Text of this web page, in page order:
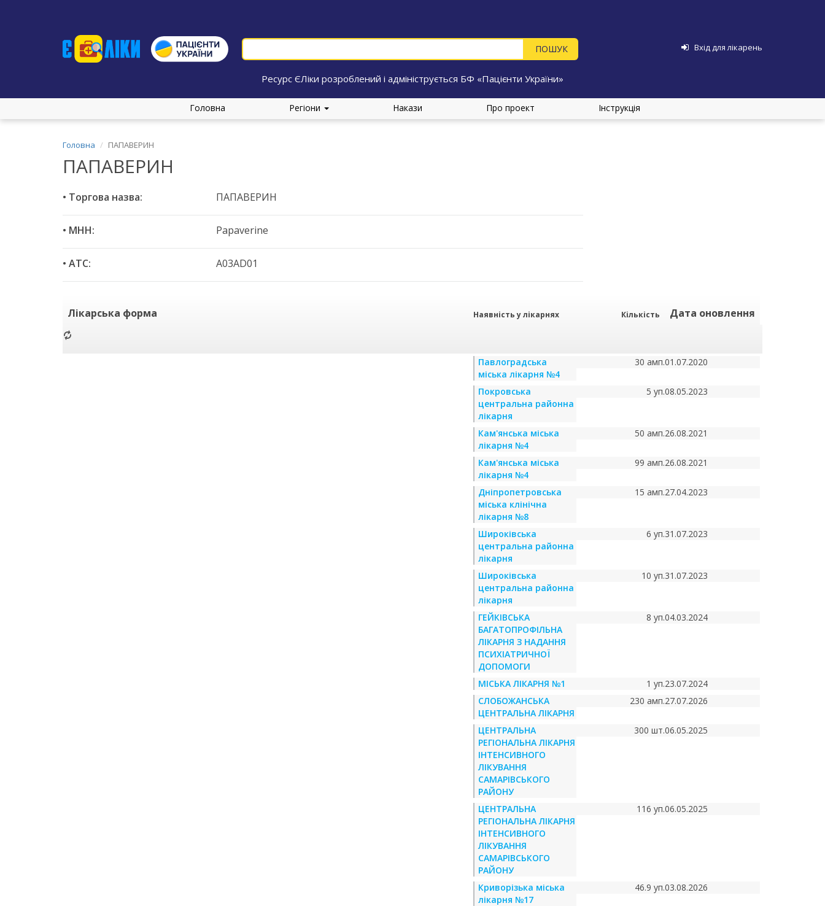
Вхід для лікарень
Ресурс ЄЛіки розроблений і адмініструється БФ «Пацієнти України»
Головна Регіони Накази Про проект Інструкція
Головна ПАПАВЕРИН
ПАПАВЕРИН
• Торгова назва: ПАПАВЕРИН
• МНН: Papaverine
• ATC: A03AD01
Лікарська форма Наявність у лікарнях Кількість Дата оновлення
Павлоградська
міська лікарня №4
30 амп.01.07.2020
Покровська
центральна районна
лікарня
5 уп.08.05.2023
Кам'янська міська
лікарня №4
50 амп.26.08.2021
Кам'янська міська
лікарня №4
99 амп.26.08.2021
Дніпропетровська
міська клінічна
лікарня №8
15 амп.27.04.2023
Широківська
центральна районна
лікарня
6 уп.31.07.2023
Широківська
центральна районна
лікарня
10 уп.31.07.2023
ГЕЙКІВСЬКА
БАГАТОПРОФІЛЬНА
ЛІКАРНЯ З НАДАННЯ
ПСИХІАТРИЧНОЇ
ДОПОМОГИ
8 уп.04.03.2024
МІСЬКА ЛІКАРНЯ №1 1 уп.23.07.2024
СЛОБОЖАНСЬКА
ЦЕНТРАЛЬНА ЛІКАРНЯ
230 амп.27.07.2026
ЦЕНТРАЛЬНА
РЕГІОНАЛЬНА ЛІКАРНЯ
ІНТЕНСИВНОГО
ЛІКУВАННЯ
САМАРІВСЬКОГО
РАЙОНУ
300 шт.06.05.2025
ЦЕНТРАЛЬНА
РЕГІОНАЛЬНА ЛІКАРНЯ
ІНТЕНСИВНОГО
ЛІКУВАННЯ
САМАРІВСЬКОГО
РАЙОНУ
116 уп.06.05.2025
Криворізька міська
лікарня №17
46.9 уп.03.08.2026